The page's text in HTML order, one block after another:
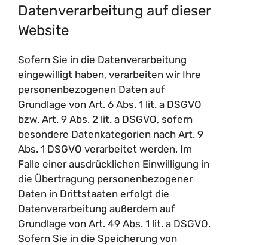
Datenverarbeitung auf dieser
Website
Sofern Sie in die Datenverarbeitung
eingewilligt haben, verarbeiten wir Ihre
personenbezogenen Daten auf
Grundlage von Art. 6 Abs. 1 lit. a DSGVO
bzw. Art. 9 Abs. 2 lit. a DSGVO, sofern
besondere Datenkategorien nach Art. 9
Abs. 1 DSGVO verarbeitet werden. Im
Falle einer ausdrücklichen Einwilligung in
die Übertragung personenbezogener
Daten in Drittstaaten erfolgt die
Datenverarbeitung außerdem auf
Grundlage von Art. 49 Abs. 1 lit. a DSGVO.
Sofern Sie in die Speicherung von